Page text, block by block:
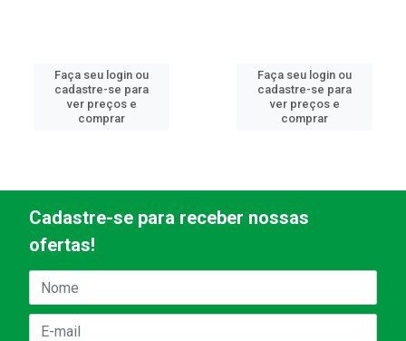
Faça seu login ou
cadastre-se para
ver preços e
comprar
Faça seu login ou
cadastre-se para
ver preços e
comprar
Cadastre-se para receber nossas
ofertas!